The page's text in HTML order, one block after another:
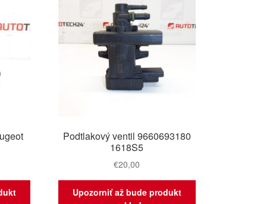
Podtlakový ventil 9660693180
1618S5
€20,00
Upozorniť až bude produkt